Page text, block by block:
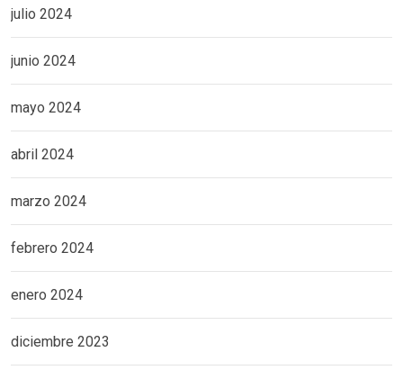
julio 2024
junio 2024
mayo 2024
abril 2024
marzo 2024
febrero 2024
enero 2024
diciembre 2023